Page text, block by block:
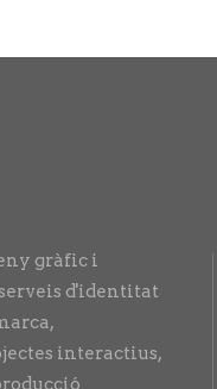
gràfic i
d'identitat
interactius,